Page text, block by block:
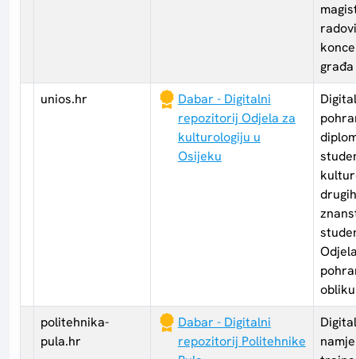
unios.hr
Dabar - Digitalni
repozitorij Odjela za
kulturologiju u
Osijeku
politehnika-
pula.hr
Dabar - Digitalni
repozitorij Politehnike